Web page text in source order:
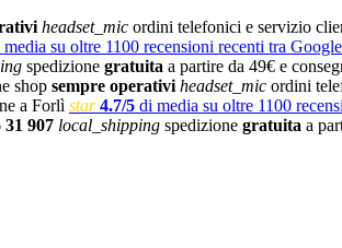
headset_mic ordini telefonici e servizio
media su oltre 1100 recensioni recenti tra
spedizione gratuita a partire da 49€ e
shop sempre operativi headset_mic ordini
a Forlì star 4.7/5 di media su oltre 1100
31 907 local_shipping spedizione gratuita a